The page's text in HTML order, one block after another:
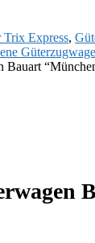
Express,
Bauart